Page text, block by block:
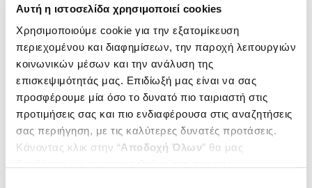
Αυτή η ιστοσελίδα χρησιμοποιεί cookies
Χρησιμοποιούμε cookie για την εξατομίκευση
περιεχομένου και διαφημίσεων, την παροχή λειτουργιών
κοινωνικών μέσων και την ανάλυση της
επισκεψιμότητάς μας. Επιδίωξή μας είναι να σας
προσφέρουμε μία όσο το δυνατό πιο ταιριαστή στις
προτιμήσεις σας και πιο ενδιαφέρουσα στις αναζητήσεις
σας περιήγηση, με τις καλύτερες δυνατές προτάσεις.
Κάνοντας κλικ στην “Αποδοχή Όλων” θα μας
5.5 Αίτηση διακανονισμού οφειλών από εισφορές κλάδου
ασθενείας – 1 ασφαλισμένος
5.6Διάφορα ασφαλιστικά θέματα – 3 ασφαλισμένοι
5.7 Συμπληρωματικά στοιχεία για χορήγηση επιπλέον
επιδόματος ασθενείας ασφαλισμένου
Θέμα 6: Επιλογή υποψηφίου για κάλυψη θέσης